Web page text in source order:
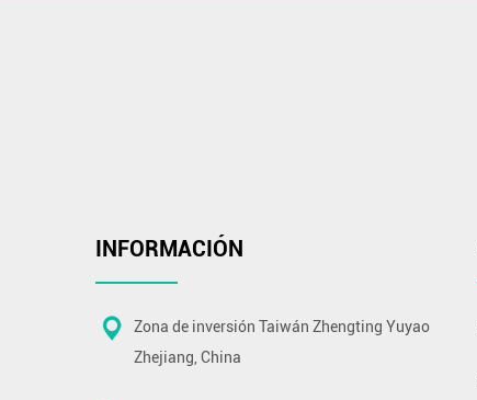
INFORMACIÓN
Zona de inversión Taiwán Zhengting Yuyao
Zhejiang, China